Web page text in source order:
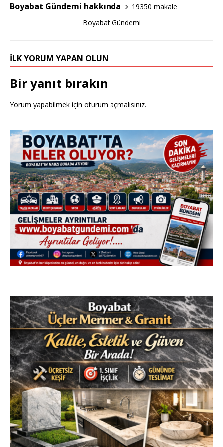
Boyabat Gündemi hakkında
19350 makale
Boyabat Gündemi
İLK YORUM YAPAN OLUN
Bir yanıt bırakın
Yorum yapabilmek için oturum açmalısınız.